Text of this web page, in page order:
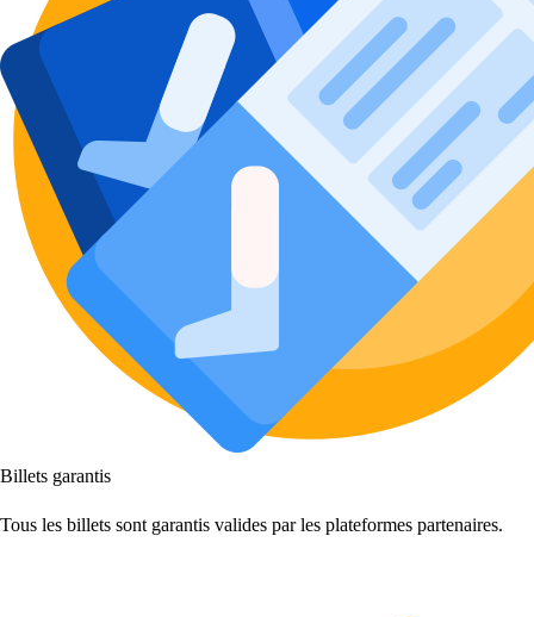
Billets garantis
Tous les billets sont garantis valides par les plateformes partenaires.